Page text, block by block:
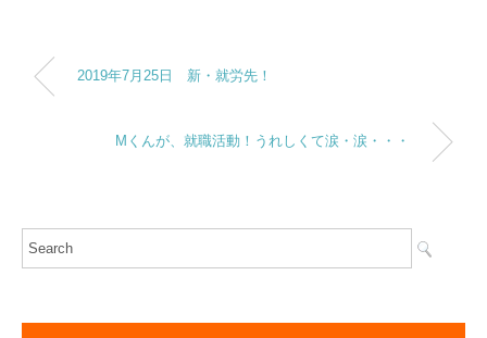
2019年7月25日 新・就労先！
Mくんが、就職活動！うれしくて涙・涙・・・